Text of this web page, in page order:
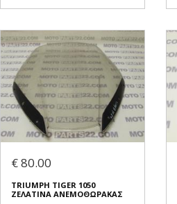
€ 80.00
TRIUMPH TIGER 1050
ΖΕΛΑΤΙΝΑ ΑΝΕΜΟΘΩΡΑΚΑΣ